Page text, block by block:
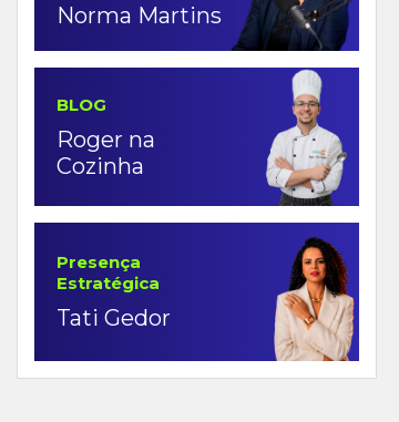
Norma Martins
BLOG
Roger na
Cozinha
Presença
Estratégica
Tati Gedor